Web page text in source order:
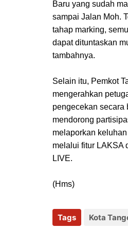
Cilik
Baru yang sudah
sampai Jalan Moh.
tahap marking,
dapat dituntaskan
tambahnya.
Selain itu, Pemkot
mengerahkan
pengecekan secara
mendorong
melaporkan
melalui fitur LAKSA
LIVE.
(Hms)
Tags Kota